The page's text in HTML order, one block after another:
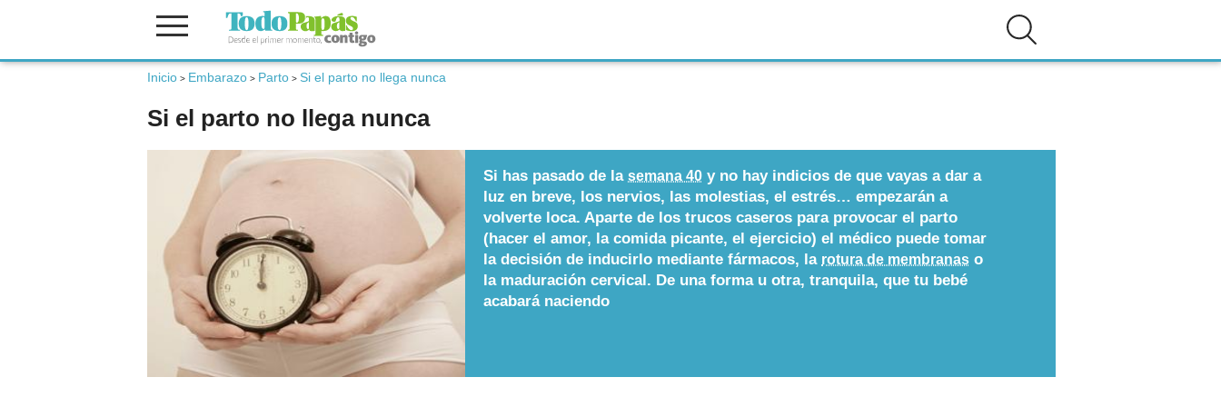
Inicio > Embarazo > Parto > Si el parto no llega nunca
Si el parto no llega nunca
Si has pasado de la semana 40 y no hay indicios de que vayas a dar a
luz en breve, los nervios, las molestias, el estrés… empezarán a
volverte loca. Aparte de los trucos caseros para provocar el parto
(hacer el amor, la comida picante, el ejercicio) el médico puede tomar
la decisión de inducirlo mediante fármacos, la rotura de membranas o
la maduración cervical. De una forma u otra, tranquila, que tu bebé
acabará naciendo